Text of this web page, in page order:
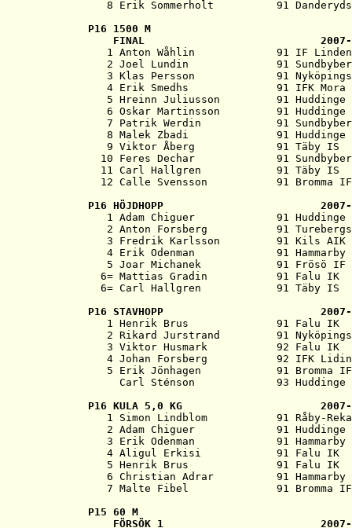
P16 1500 M
FINAL
1 Anton Wåhlin             91 IF
2 Joel Lundin              91
3 Klas Persson             91
4 Erik Smedhs              91 IFK Mora
5 Hreinn Juliusson         91 Huddinge
6 Oskar Martinsson         91 Huddinge
7 Patrik Werdin            91
8 Malek Zbadi              91 Huddinge
9 Viktor Åberg             91 Täby IS
10 Feres Dechar             91
11 Carl Hallgren            91 Täby IS
P16 HÖJDHOPP                         2007-
1 Adam Chiguer             91
2 Anton Forsberg           91
3 Fredrik Karlsson         91 Kils AIK
4 Erik Odenman             91 Hammarby
5 Joar Michanek            91 Frösö IF
6= Mattias Gradin           91 Falu IK
P16 STAVHOPP                         2007-
1 Henrik Brus              91 Falu
2 Rikard Jurstrand         91
3 Viktor Husmark           92 Falu IK
4 Johan Forsberg           92 IFK
5 Erik Jönhagen            91 Bromma
P16 KULA 5,0 KG                      2007-
1 Simon Lindblom           91 Råby-
2 Adam Chiguer             91 Huddinge
3 Erik Odenman             91 Hammarby
4 Aligul Erkisi            91 Falu IK
5 Henrik Brus              91 Falu IK
6 Christian Adrar          91 Hammarby
P15 60 M
FÖRSÖK 1